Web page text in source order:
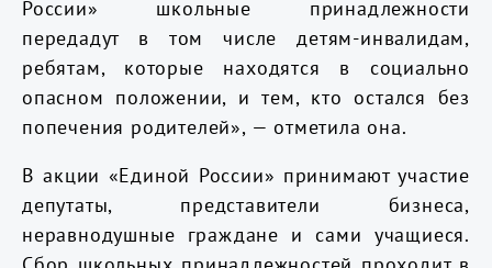
России» школьные принадлежности
передадут в том числе детям-инвалидам,
ребятам, которые находятся в социально
опасном положении, и тем, кто остался без
попечения родителей», — отметила она.
В акции «Единой России» принимают участие
депутаты, представители бизнеса,
неравнодушные граждане и сами учащиеся.